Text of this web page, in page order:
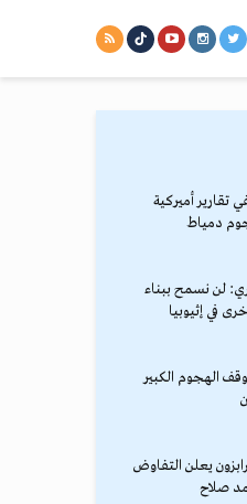
تقارير أميركية
دمياط
لن نسمح ببناء
في إثيوبيا
الهجوم الكبير
يعلن التفاوض
صلاح